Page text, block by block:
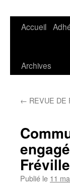
Aller
contenu
Accueil
Archives
← REVUE DE
Fréville
Publié le 11